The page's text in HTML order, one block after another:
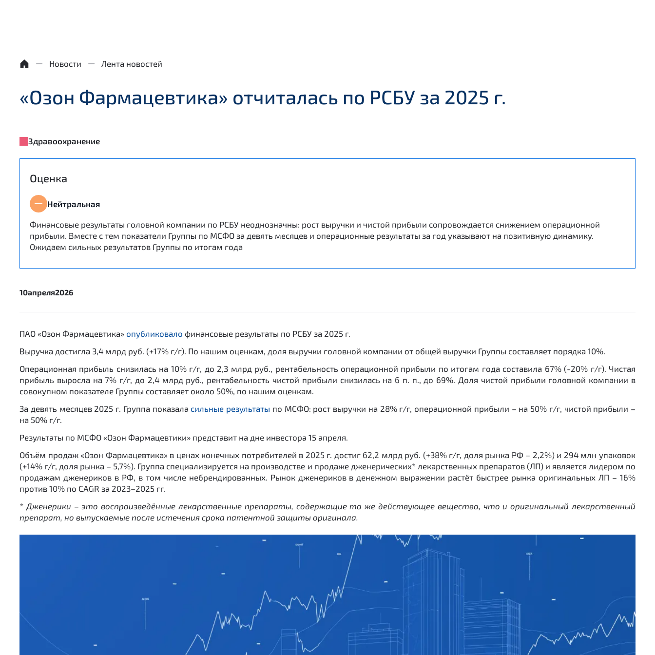
Новости Лента новостей
«Озон Фармацевтика» отчиталась по РСБУ за 2025 г.
Здравоохранение
Оценка
Нейтральная
Финансовые результаты головной компании по РСБУ неоднозначны: рост выручки и чистой прибыли сопровождается снижением операционной
прибыли. Вместе с тем показатели Группы по МСФО за девять месяцев и операционные результаты за год указывают на позитивную динамику.
Ожидаем сильных результатов Группы по итогам года
10апреля2026
ПАО «Озон Фармацевтика» опубликовало финансовые результаты по РСБУ за 2025 г.
Выручка достигла 3,4 млрд руб. (+17% г/г). По нашим оценкам, доля выручки головной компании от общей выручки Группы составляет порядка 10%.
Операционная прибыль снизилась на 10% г/г, до 2,3 млрд руб., рентабельность операционной прибыли по итогам года составила 67% (-20% г/г). Чистая
прибыль выросла на 7% г/г, до 2,4 млрд руб., рентабельность чистой прибыли снизилась на 6 п. п., до 69%. Доля чистой прибыли головной компании в
совокупном показателе Группы составляет около 50%, по нашим оценкам.
За девять месяцев 2025 г. Группа показала сильные результаты по МСФО: рост выручки на 28% г/г, операционной прибыли – на 50% г/г, чистой прибыли –
на 50% г/г.
Результаты по МСФО «Озон Фармацевтики» представит на дне инвестора 15 апреля.
Объём продаж «Озон Фармацевтика» в ценах конечных потребителей в 2025 г. достиг 62,2 млрд руб. (+38% г/г, доля рынка РФ – 2,2%) и 294 млн упаковок
(+14% г/г, доля рынка – 5,7%). Группа специализируется на производстве и продаже дженерических* лекарственных препаратов (ЛП) и является лидером по
продажам дженериков в РФ, в том числе небрендированных. Рынок дженериков в денежном выражении растёт быстрее рынка оригинальных ЛП – 16%
против 10% по CAGR за 2023–2025 гг.
* Дженерики – это воспроизведённые лекарственные препараты, содержащие то же действующее вещество, что и оригинальный лекарственный
препарат, но выпускаемые после истечения срока патентной защиты оригинала.